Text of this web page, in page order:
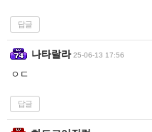
답글
나타랄라 25-06-13 17:56
ㅇㄷ
답글